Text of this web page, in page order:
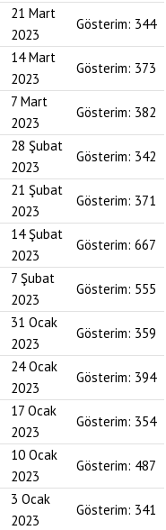
21 Mart
2023
Gösterim: 344
14 Mart
2023
Gösterim: 373
7 Mart
2023
Gösterim: 382
28 Şubat
2023
Gösterim: 342
21 Şubat
2023
Gösterim: 371
14 Şubat
2023
Gösterim: 667
7 Şubat
2023
Gösterim: 555
31 Ocak
2023
Gösterim: 359
24 Ocak
2023
Gösterim: 394
17 Ocak
2023
Gösterim: 354
10 Ocak
2023
Gösterim: 487
3 Ocak
2023
Gösterim: 341